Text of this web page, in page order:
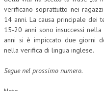
verificano soprattutto nei
14 anni. La causa principale dei
15-20 anni sono insuccessi
anni si è impiccato due giorni
nella verifica di lingua inglese.
Segue nel prossimo numero.